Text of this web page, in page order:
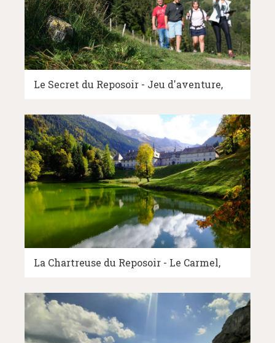
Le Secret du Reposoir - Jeu d'aventure
La Chartreuse du Reposoir - Le Carmel